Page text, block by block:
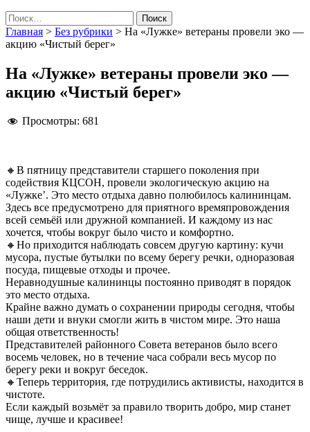
Найти:
Главная > Без рубрики > На «Лужке» ветераны провели эко —
акцию «Чистый берег»
На «Лужке» ветераны провели эко —
акцию «Чистый берег»
Просмотры: 681
🔸В пятницу представители старшего поколения при
содействия КЦСОН, провели экологическую акцию на
«Лужке’. Это место отдыха давно полюбилось калининцам.
Здесь все предусмотрено для приятного времяпровождения
всей семьёй или дружной компанией. И каждому из нас
хочется, чтобы вокруг было чисто и комфортно.
🔸Но приходится наблюдать совсем другую картину: кучи
мусора, пустые бутылки по всему берегу речки, одноразовая
посуда, пищевые отходы и прочее.
Неравнодушные калининцы постоянно приводят в порядок
это место отдыха.
Крайне важно думать о сохранении природы сегодня, чтобы
наши дети и внуки смогли жить в чистом мире. Это наша
общая ответственность!
Представителей районного Совета ветеранов было всего
восемь человек, но в течение часа собрали весь мусор по
берегу реки и вокруг беседок.
🔸Теперь территория, где потрудились активисты, находится в
чистоте.
Если каждый возьмёт за правило творить добро, мир станет
чище, лучше и красивее!